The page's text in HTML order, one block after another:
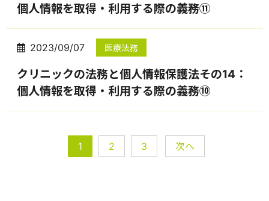
個人情報を取得・利用する際の義務⑪
2023/09/07 医療法務
クリニックの法務と個人情報保護法その14：
個人情報を取得・利用する際の義務⑩
1 2 3 次へ